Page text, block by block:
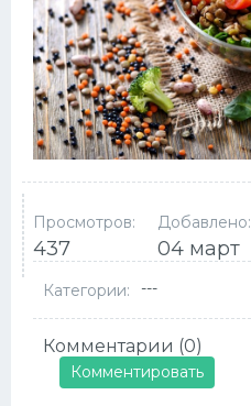
Просмотров:
437
Добавлено:
04 март
Категории: ---
Комментарии (0)
Комментировать